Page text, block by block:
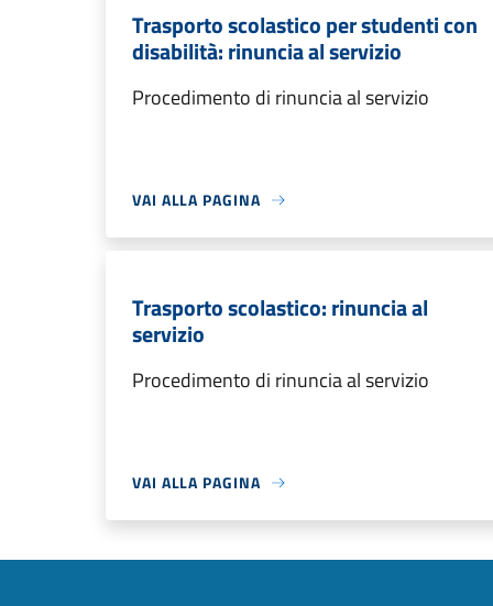
Trasporto scolastico per studenti con
disabilità: rinuncia al servizio
Procedimento di rinuncia al servizio
VAI ALLA PAGINA
Trasporto scolastico: rinuncia al
servizio
Procedimento di rinuncia al servizio
VAI ALLA PAGINA